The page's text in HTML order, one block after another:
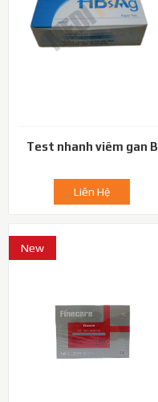
Test nhanh viêm gan B
Liên Hệ
New